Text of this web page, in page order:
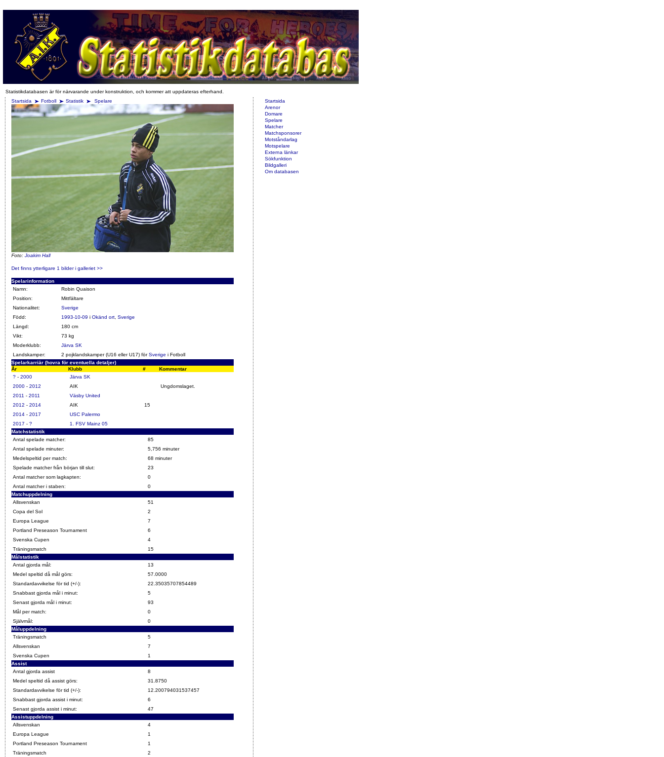
Statistikdatabasen är för närvarande under konstruktion, och kommer att uppdateras efterhand.
Startsida
Fotboll Statistik Spelare
Foto: Joakim Hall
Det finns ytterligare 1 bilder i galleriet >>
Spelarinformation
Namn:
Robin Quaison
Position:
Mittfältare
Nationalitet:
Sverige
Född:
1993-10-09 i Okänd ort Sverige
Längd:
180 cm
Vikt:
73 kg
Moderklubb:
Järva SK
Landskamper:
2 pojklandskamper (U16 eller U17) förSverige i Fotboll
Spelarkarriär (hovra för eventuella detaljer)
År
Klubb #
Kommentar
? - 2000
Järva SK
2000 - 2012 AIK
Ungdomslaget.
2011 - 2011
Väsby United
2012 - 2014 AIK
15
2014 - 2017
USC Palermo
2017 - ?
1. FSV Mainz 05
Matchstatistik
Antal spelade matcher:
85
Antal spelade minuter:
5,756 minuter
Medelspeltid per match:
68 minuter
Spelade matcher från början till slut:
23
Antal matcher som lagkapten:
0
Antal matcher i staben:
0
Matchuppdelning
Allsvenskan
51
Copa del Sol
2
Europa League
7
Portland Preseason Tournament
6
Svenska Cupen
4
Träningsmatch
15
Målstatistik
Antal gjorda mål:
13
Medel speltid då mål görs:
57.0000
Standardavvikelse för tid (+/-):
22.35035707854489
Snabbast gjorda mål i minut:
5
Senast gjorda mål i minut:
93
Mål per match:
0
Självmål:
0
Måluppdelning
Träningsmatch
5
Allsvenskan
7
Svenska Cupen
1
Assist
Antal gjorda assist
8
Medel speltid då assist görs:
31.8750
Standardavvikelse för tid (+/-):
12.200794031537457
Snabbast gjorda assist i minut:
6
Senast gjorda assist i minut:
47
Assistuppdelning
Allsvenskan
4
Europa League
1
Portland Preseason Tournament
1
Träningsmatch
2
Startsida
Arenor
Domare
Spelare
Matcher
Matchsponsorer
Motståndarlag
Motspelare
Externa länkar
Sökfunktion
Bildgalleri
Om databasen